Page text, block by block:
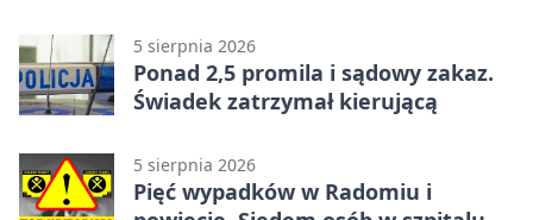
5 sierpnia 2026
Ponad 2,5 promila i sądowy zakaz.
Świadek zatrzymał kierującą
5 sierpnia 2026
Pięć wypadków w Radomiu i